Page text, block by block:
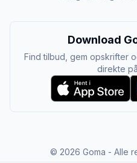
Download
Find tilbud, gem opskrifter
direkte
© 2026 Goma - Alle